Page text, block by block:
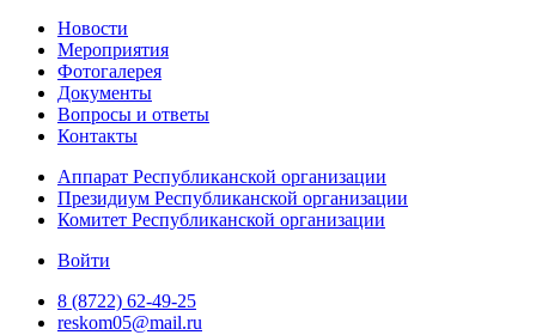
Новости
Мероприятия
Фотогалерея
Документы
Вопросы и ответы
Контакты
Аппарат Республиканской организации
Президиум Республиканской организации
Комитет Республиканской организации
Войти
8 (8722) 62-49-25
reskom05@mail.ru